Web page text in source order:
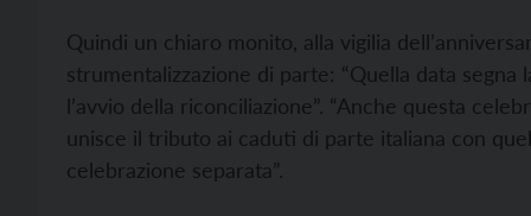
Quindi un chiaro monito, alla vigilia
strumentalizzazione di parte: “Quella data
l’avvio della riconciliazione”. “Anche questa
unisce il tributo ai caduti di parte italiana con
celebrazione separata”.